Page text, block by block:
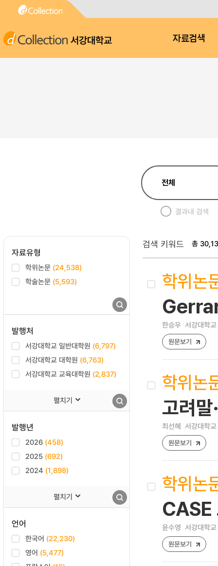
서강대학교 자료검색
결과내 검색
자료유형
학위논문 (24,538)
학술논문 (5,593)
발행처
서강대학교 일반대학원 (6,797)
서강대학교 대학원 (6,763)
서강대학교 교육대학원 (2,837)
펼치기
발행년
2026 (458)
2025 (692)
2024 (1,898)
펼치기
언어
한국어 (22,230)
영어 (5,477)
검색 키워드 총
학위논
한승우 서강대학
원문보기
학위논
고려
최선혜 서강대학
원문보기
학위논
CASE
윤수영 서강대학
원문보기